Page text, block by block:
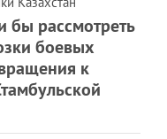
бы рассмотреть
боевых
к